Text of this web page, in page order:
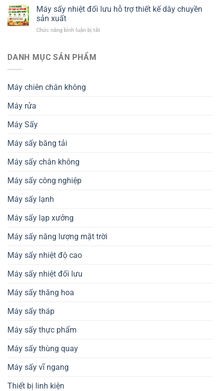
chế
trình
Máy sấy nhiệt đối lưu hỗ trợ thiết kế dây chuyền
sản xuất
Chức năng bình luận bị tắt
DANH MỤC SẢN PHẨM
Máy chiên chân không
Máy rửa
Máy Sấy
Máy sấy băng tải
Máy sấy chân không
Máy sấy công nghiệp
Máy sấy lạnh
Máy sấy lạp xưởng
Máy sấy năng lượng mặt trời
Máy sấy nhiệt độ cao
Máy sấy nhiệt đối lưu
Máy sấy thăng hoa
Máy sấy tháp
Máy sấy thực phẩm
Máy sấy thùng quay
Máy sấy vĩ ngang
Thiết bị linh kiện